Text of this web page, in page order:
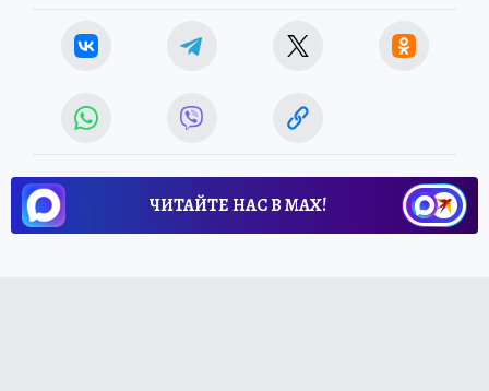
ЧИТАЙТЕ НАС В МАХ!